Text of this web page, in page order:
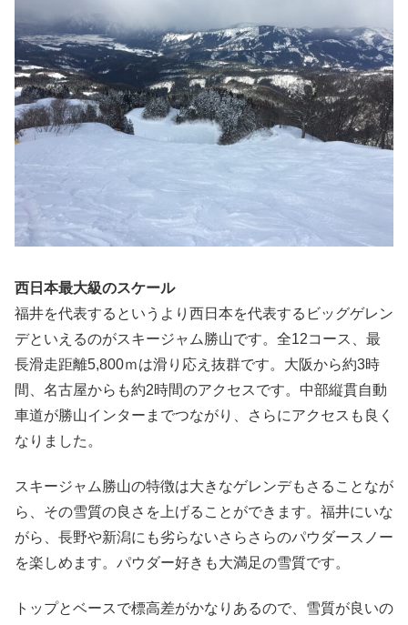
西日本最大級のスケール
福井を代表するというより西日本を代表するビッグゲレン
デといえるのがスキージャム勝山です。全12コース、最
長滑走距離5,800ｍは滑り応え抜群です。大阪から約3時
間、名古屋からも約2時間のアクセスです。中部縦貫自動
車道が勝山インターまでつながり、さらにアクセスも良く
なりました。
スキージャム勝山の特徴は大きなゲレンデもさることなが
ら、その雪質の良さを上げることができます。福井にいな
がら、長野や新潟にも劣らないさらさらのパウダースノー
を楽しめます。パウダー好きも大満足の雪質です。
トップとベースで標高差がかなりあるので、雪質が良いの